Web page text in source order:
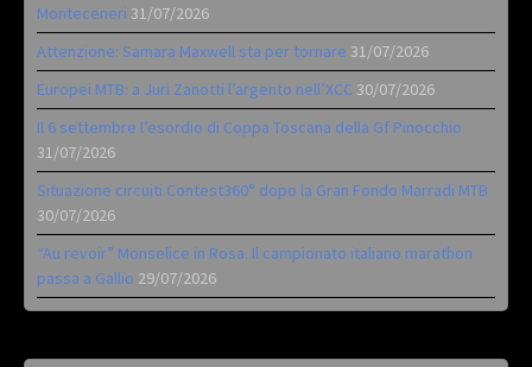
Monteceneri 31/07/2026
Attenzione: Samara Maxwell sta per tornare 31/07/2026
Europei MTB: a Juri Zanotti l’argento nell’XCC 30/07/2026
Il 6 settembre l’esordio di Coppa Toscana della Gf Pinocchio
31/07/2026
Situazione circuiti Contest360° dopo la Gran Fondo Marradi MTB
30/07/2026
“Au revoir” Monselice in Rosa. Il campionato italiano marathon
passa a Gallio 29/07/2026